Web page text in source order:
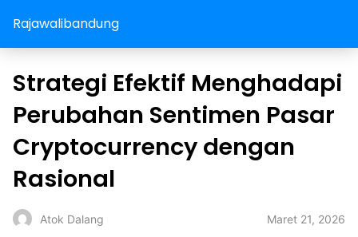
Rajawalibandung
Strategi Efektif Menghadapi
Perubahan Sentimen Pasar
Cryptocurrency dengan
Rasional
Atok Dalang Maret 21, 2026